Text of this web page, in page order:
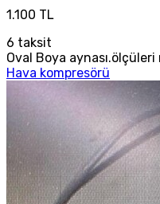
1.100 TL
6 taksit
Oval Boya
Hava kompresörü